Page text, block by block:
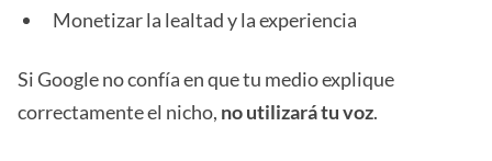
Monetizar la lealtad y la experiencia
Si Google no confía en que tu medio explique
correctamente el nicho, no utilizará tu voz.